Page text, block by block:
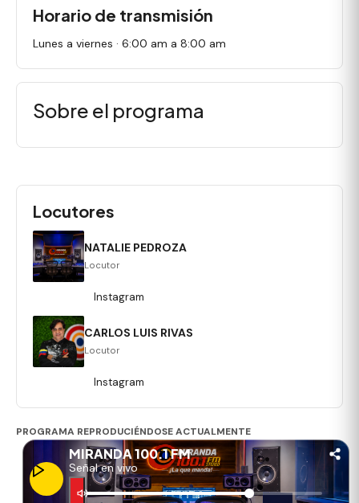
Horario de transmisión
Lunes a viernes · 6:00 am a 8:00 am
Sobre el programa
Locutores
NATALIE PEDROZA
Locutor
Instagram
CARLOS LUIS RIVAS
Locutor
Instagram
PROGRAMA REPRODUCIÉNDOSE ACTUALMENTE
MIRANDA 100.1 FM
Señal en vivo